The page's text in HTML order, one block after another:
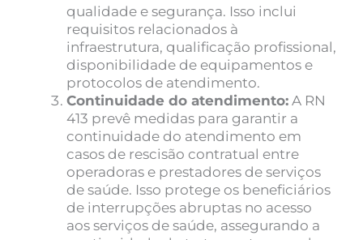
qualidade e segurança. Isso inclui
requisitos relacionados à
infraestrutura, qualificação profissional,
disponibilidade de equipamentos e
protocolos de atendimento.
Continuidade do atendimento: A RN
413 prevê medidas para garantir a
continuidade do atendimento em
casos de rescisão contratual entre
operadoras e prestadores de serviços
de saúde. Isso protege os beneficiários
de interrupções abruptas no acesso
aos serviços de saúde, assegurando a